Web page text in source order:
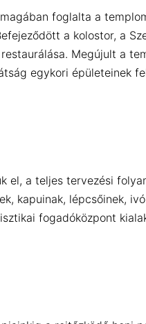
foglalta a
a kolostor, a
Megújult a
egykori épületeinek
el, a teljes tervezési
kapuinak, lépcsőinek,
fogadóközpont